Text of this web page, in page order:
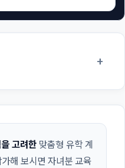
+
고려한 맞춤형 유학 계
해 보시면 자녀분 교육